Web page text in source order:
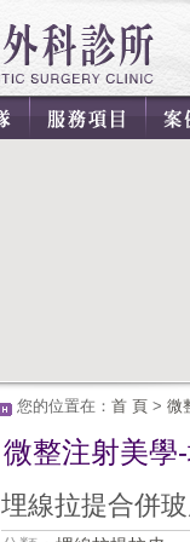
您的位置在： 首 頁 > 微
微整注射美學
埋線拉提合併